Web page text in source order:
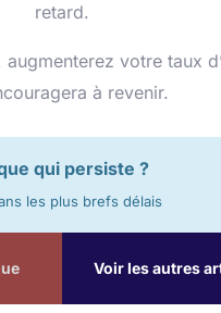
retard.
votre taux
à revenir.
qui persiste ?
les plus brefs délais
Voir les autres